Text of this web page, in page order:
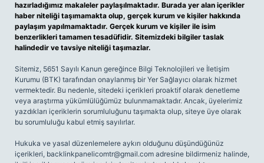
hazırladığımız makaleler paylaşılmaktadır. Burada yer alan içerikler
haber niteliği taşımamakta olup, gerçek kurum ve kişiler hakkında
paylaşım yapılmamaktadır. Gerçek kurum ve kişiler ile isim
benzerlikleri tamamen tesadüfidir. Sitemizdeki bilgiler taslak
halindedir ve tavsiye niteliği taşımazlar.
Sitemiz, 5651 Sayılı Kanun gereğince Bilgi Teknolojileri ve İletişim
Kurumu (BTK) tarafından onaylanmış bir Yer Sağlayıcı olarak hizmet
vermektedir. Bu nedenle, sitedeki içerikleri proaktif olarak denetleme
veya araştırma yükümlülüğümüz bulunmamaktadır. Ancak, üyelerimiz
yazdıkları içeriklerin sorumluluğunu taşımakta olup, siteye üye olarak
bu sorumluluğu kabul etmiş sayılırlar.
Hukuka ve yasal düzenlemelere aykırı olduğunu düşündüğünüz
içerikleri, backlinkpanelicomtr@gmail.com adresine bildirmeniz halinde,